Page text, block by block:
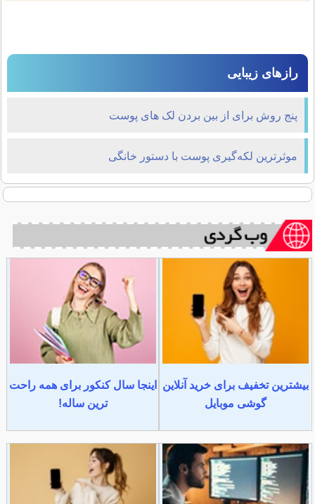
رازهای زیبایی
پنج روش برای از بین بردن لک های پوست
موثرترین لکه‌گیری پوست با دستور خانگی
بیشترین تخفیف برای خرید آنلاین
گوشی موبایل
اینجا سال کنکور برای همه راحت
ترین ساله!